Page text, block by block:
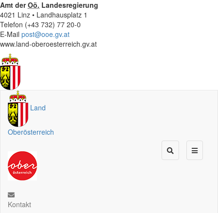
Amt derOö. Landesregierung
4021 Linz • Landhausplatz 1
Telefon (+43 732) 77 20-0
E-Mail post@ooe.gv.at
www.land-oberoesterreich.gv.at
Land
Oberösterreich
Kontakt